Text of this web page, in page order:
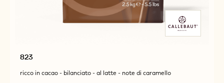
823
ricco in cacao - bilanciato - al latte - note di caramello